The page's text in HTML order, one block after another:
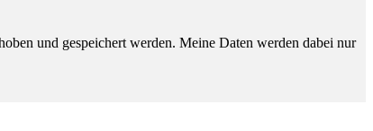
und gespeichert werden. Meine Daten werden dabei nur